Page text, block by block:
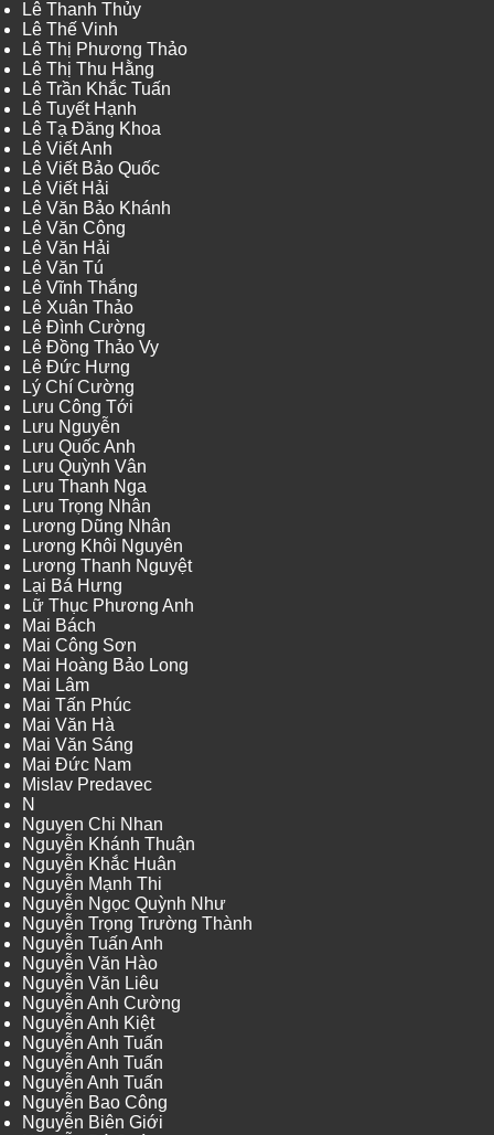
Lê Thanh Thủy
Lê Thế Vinh
Lê Thị Phương Thảo
Lê Thị Thu Hằng
Lê Trần Khắc Tuấn
Lê Tuyết Hạnh
Lê Tạ Đăng Khoa
Lê Viết Anh
Lê Viết Bảo Quốc
Lê Viết Hải
Lê Văn Bảo Khánh
Lê Văn Công
Lê Văn Hải
Lê Văn Tú
Lê Vĩnh Thắng
Lê Xuân Thảo
Lê Đình Cường
Lê Đồng Thảo Vy
Lê Đức Hưng
Lý Chí Cường
Lưu Công Tới
Lưu Nguyễn
Lưu Quốc Anh
Lưu Quỳnh Vân
Lưu Thanh Nga
Lưu Trọng Nhân
Lương Dũng Nhân
Lương Khôi Nguyên
Lương Thanh Nguyệt
Lại Bá Hưng
Lữ Thục Phương Anh
Mai Bách
Mai Công Sơn
Mai Hoàng Bảo Long
Mai Lâm
Mai Tấn Phúc
Mai Văn Hà
Mai Văn Sáng
Mai Đức Nam
Mislav Predavec
N
Nguyen Chi Nhan
Nguyễn Khánh Thuận
Nguyễn Khắc Huân
Nguyễn Mạnh Thi
Nguyễn Ngọc Quỳnh Như
Nguyễn Trọng Trường Thành
Nguyễn Tuấn Anh
Nguyễn Văn Hào
Nguyễn Văn Liêu
Nguyễn Anh Cường
Nguyễn Anh Kiệt
Nguyễn Anh Tuấn
Nguyễn Anh Tuấn
Nguyễn Anh Tuấn
Nguyễn Bao Công
Nguyễn Biên Giới